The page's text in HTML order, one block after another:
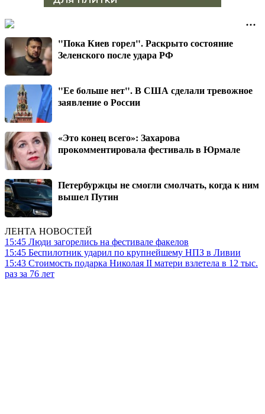
"Пока Киев горел". Раскрыто состояние
Зеленского после удара РФ
"Ее больше нет". В США сделали тревожное
заявление о России
«Это конец всего»: Захарова
прокомментировала фестиваль в Юрмале
Петербуржцы не смогли смолчать, когда к ним
вышел Путин
ЛЕНТА НОВОСТЕЙ
15:45 Люди загорелись на фестивале факелов
15:45 Беспилотник ударил по крупнейшему НПЗ в Ливии
15:43 Стоимость подарка Николая II матери взлетела в 12 тыс.
раз за 76 лет